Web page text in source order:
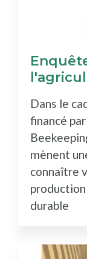
Dans le
financé
mènent
connaître
durable